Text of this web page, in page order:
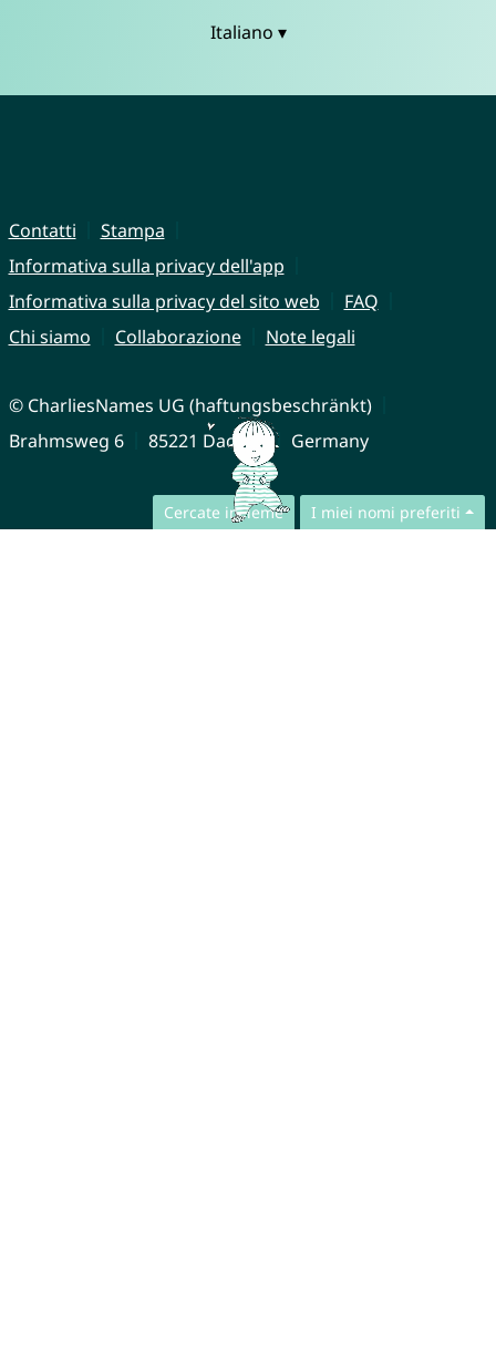
Cercate insieme I miei nomi preferiti
Italiano ▾
Contatti
Stampa
Informativa sulla privacy dell'app
Informativa sulla privacy del sito web
FAQ
Chi siamo
Collaborazione Note legali
© CharliesNames UG (haftungsbeschränkt)
Brahmsweg 6
85221 Dachau Germany